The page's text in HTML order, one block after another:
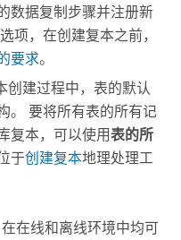
数据复制步骤并注册新
项，在创建复本之前，
要求。
创建过程中，表的默认
。 要将所有表的所有记
复本，可以使用表的所
于创建复本地理处理工
在线和离线环境中均可